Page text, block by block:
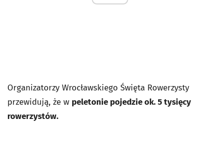
Organizatorzy Wrocławskiego Święta Rowerzysty
przewidują, że w peletonie pojedzie ok. 5 tysięcy
rowerzystów.